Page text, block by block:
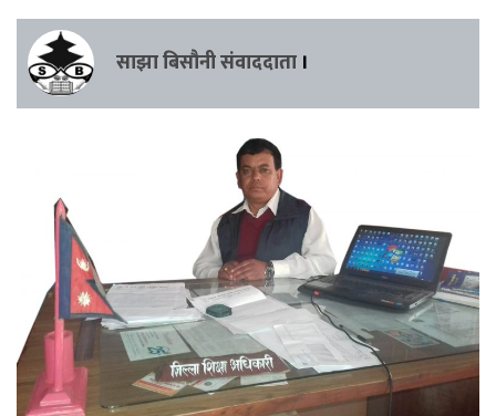
साझा बिसौनी संवाददाता ।